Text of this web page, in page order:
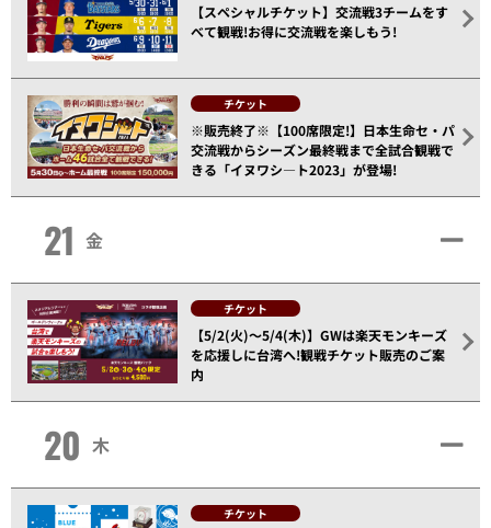
【スペシャルチケット】交流戦3チームをす
べて観戦!お得に交流戦を楽しもう!
チケット
※販売終了※【100席限定!】日本生命セ・パ
交流戦からシーズン最終戦まで全試合観戦で
きる「イヌワシ―ト2023」が登場!
21 金
チケット
【5/2(火)～5/4(木)】GWは楽天モンキーズ
を応援しに台湾へ!観戦チケット販売のご案
内
20 木
チケット